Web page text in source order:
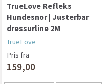
TrueLove Refleks
Hundesnor | Justerbar
dressurline 2M
TrueLove
Pris fra
159,00